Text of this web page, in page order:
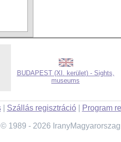
BUDAPEST (XI. kerület) - Sights,
museums
| Szállás regisztráció| Program
© 1989 - 2026